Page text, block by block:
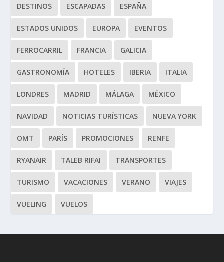
DESTINOS ESCAPADAS ESPAÑA
ESTADOS UNIDOS EUROPA EVENTOS
FERROCARRIL FRANCIA GALICIA
GASTRONOMÍA HOTELES IBERIA ITALIA
LONDRES MADRID MÁLAGA MÉXICO
NAVIDAD NOTICIAS TURÍSTICAS NUEVA YORK
OMT PARÍS PROMOCIONES RENFE
RYANAIR TALEB RIFAI TRANSPORTES
TURISMO VACACIONES VERANO VIAJES
VUELING VUELOS